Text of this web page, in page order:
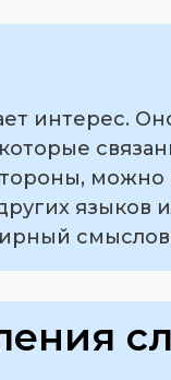
интерес.
можно
языков